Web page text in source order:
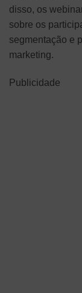
disso, os
sobre os
segmentação e
marketing.
Publicidade